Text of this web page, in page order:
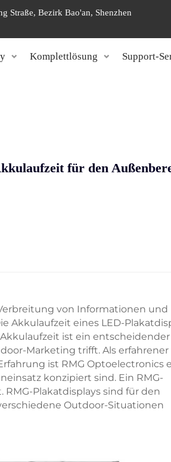
Straße, Bezirk Bao'an, Shenzhen
Komplettlösung Support-
für den
von Informationen und
Akkulaufzeit eines LED-
ist ein entscheidender
Marketing trifft. Als erfahrener
ist RMG Optoelectronics
konzipiert sind. Ein RMG-
Plakatdisplays sind für den
Outdoor-Situationen